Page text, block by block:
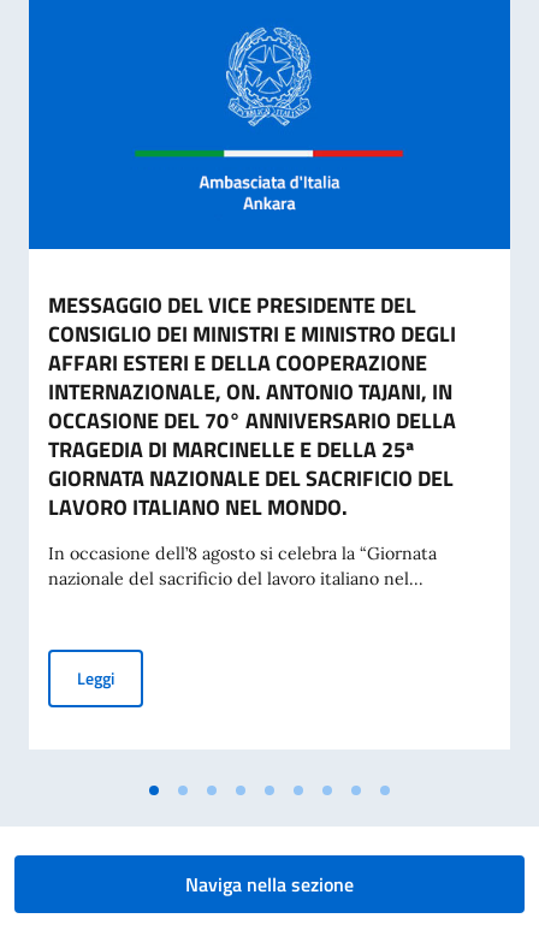
MESSAGGIO DEL VICE PRESIDENTE DEL
CONSIGLIO DEI MINISTRI E MINISTRO DEGLI
AFFARI ESTERI E DELLA COOPERAZIONE
INTERNAZIONALE, ON. ANTONIO TAJANI, IN
OCCASIONE DEL 70° ANNIVERSARIO DELLA
TRAGEDIA DI MARCINELLE E DELLA 25ª
GIORNATA NAZIONALE DEL SACRIFICIO DEL
LAVORO ITALIANO NEL MONDO.
In occasione dell’8 agosto si celebra la “Giornata
nazionale del sacrificio del lavoro italiano nel...
LeggiMESSAGGIO DEL VICE PRESIDENTE DEL CONSIGLIO DEI
Naviga nella sezione